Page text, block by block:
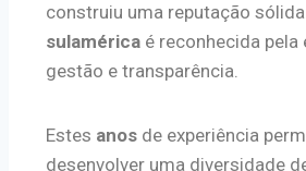
construiu uma reputação
sulamérica é reconhecida pela
gestão e transparência.
Estes anos de experiência
desenvolver uma diversidade